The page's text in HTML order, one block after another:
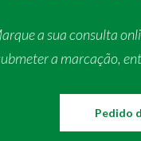
a sua consulta
a marcação,
Pedido